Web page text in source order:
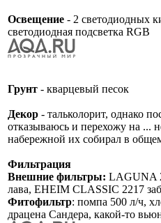
Освещение - 2 светодиодных
светодиодная подсветка RGB
Грунт - кварцевый песок
Декор - тальколорит, однако
отказываюсь и перехожу на ...
набережной их собирал в
Фильтрация
Внешние фильтры: LAGUNA
лава, EHEIM CLASSIC 2217
Фитофильтр: помпа 500 л/ч,
драцена Сандера, какой-то